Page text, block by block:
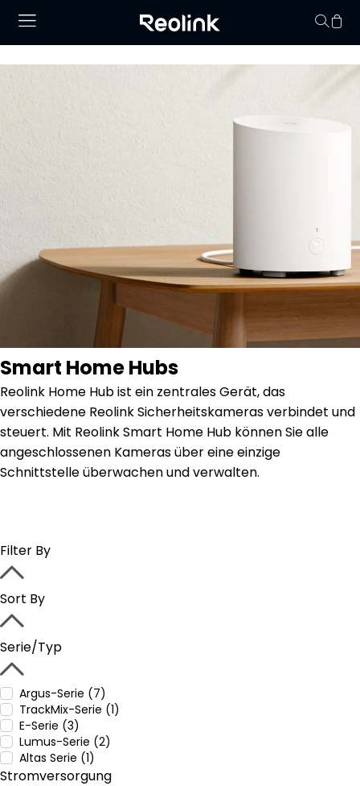
Smart Home Hubs
Reolink Home Hub ist ein zentrales Gerät, das
verschiedene Reolink Sicherheitskameras verbindet und
steuert. Mit Reolink Smart Home Hub können Sie alle
angeschlossenen Kameras über eine einzige
Schnittstelle überwachen und verwalten.
Filter By
Sort By
Serie/Typ
Argus-Serie (7)
TrackMix-Serie (1)
E-Serie (3)
Lumus-Serie (2)
Altas Serie (1)
Stromversorgung